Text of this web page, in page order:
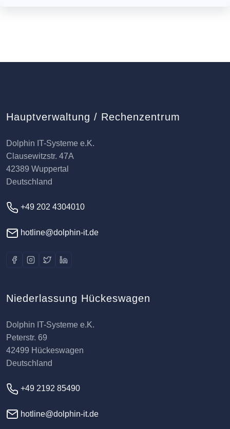
Hauptverwaltung / Rechenzentrum
Dolphin IT-Systeme e.K.
Clausewitzstr. 47A
42389 Wuppertal
Deutschland
+49 202 4304010
hotline@dolphin-it.de
Niederlassung Hückeswagen
Dolphin IT-Systeme e.K.
Peterstr. 69
42499 Hückeswagen
Deutschland
+49 2192 85490
hotline@dolphin-it.de